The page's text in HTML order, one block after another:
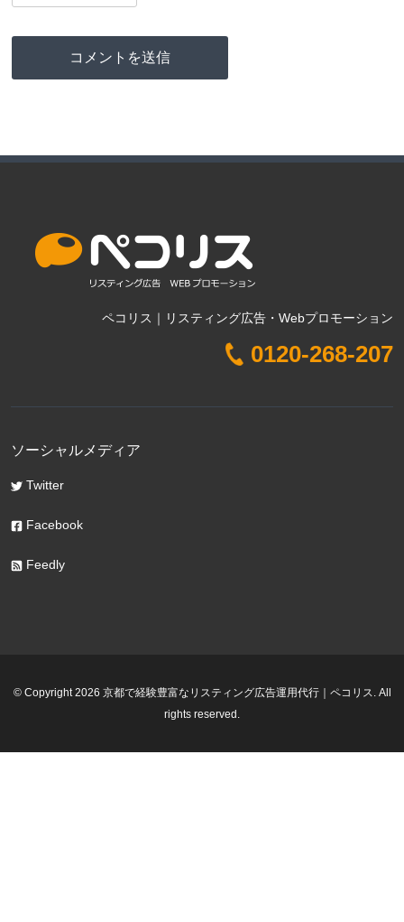
ペコリス｜リスティング広告・Webプロモーション
0120-268-207
ソーシャルメディア
Twitter
Facebook
Feedly
© Copyright 2026 京都で経験豊富なリスティング広告運用代行｜ペコリス. All
rights reserved.